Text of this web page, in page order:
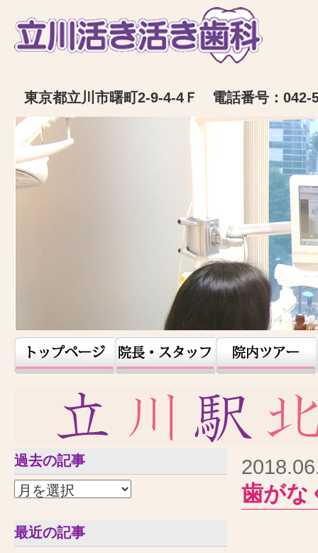
東京都立川市曙町2-9-4-4Ｆ 電話番号：042-
過去の記事
最近の記事
歯が